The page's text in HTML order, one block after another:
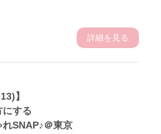
詳細を見る
】
にする
SNAP♪＠東京